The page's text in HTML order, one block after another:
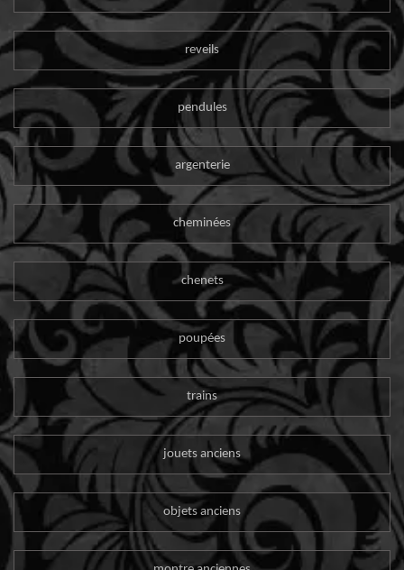
reveils
pendules
argenterie
cheminées
chenets
poupées
trains
jouets anciens
objets anciens